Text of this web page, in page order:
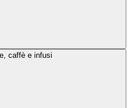
caffè e infusi